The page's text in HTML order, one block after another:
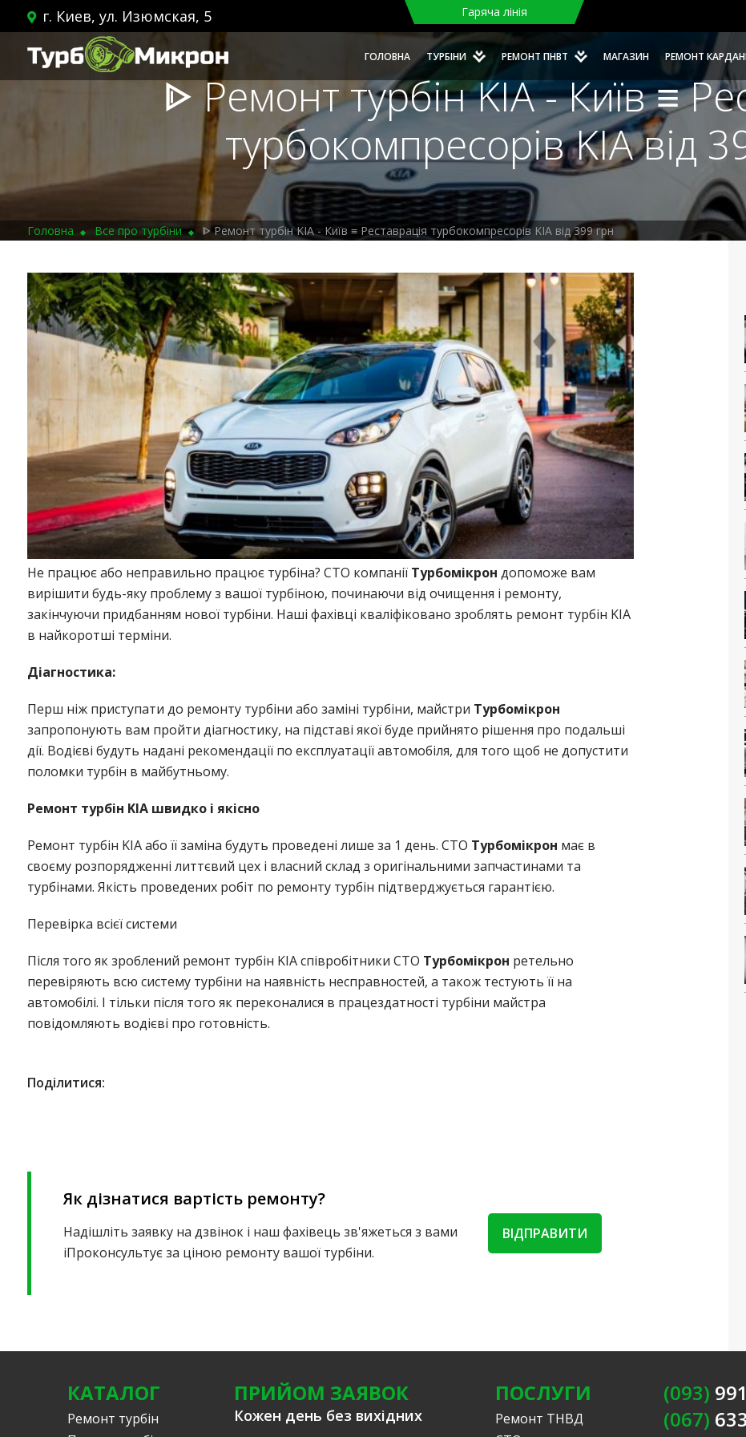
г. Киев, ул. Изюмская, 5 Гаряча лінія
ГОЛОВНА ТУРБІНИ РЕМОНТ ПНВТ МАГАЗИН РЕМОНТ
ᐈ Ремонт турбін KIA - Київ ≡
турбокомпресорів KIA від
Головна Все про турбіни ᐈ Ремонт турбін KIA - Київ ≡ Реставрація турбокомпресорів KIA від 399 грн
Не працює або неправильно працює турбіна? СТО компанії Турбомікрон допоможе вам
вирішити будь-яку проблему з вашої турбіною, починаючи від очищення і ремонту,
закінчуючи придбанням нової турбіни. Наші фахівці кваліфіковано зроблять ремонт турбін KIA
в найкоротші терміни.
Діагностика:
Перш ніж приступати до ремонту турбіни або заміні турбіни, майстри Турбомікрон
запропонують вам пройти діагностику, на підставі якої буде прийнято рішення про подальші
дії. Водієві будуть надані рекомендації по експлуатації автомобіля, для того щоб не допустити
поломки турбін в майбутньому.
Ремонт турбін KIA швидко і якісно
Ремонт турбін KIA або її заміна будуть проведені лише за 1 день. СТО Турбомікрон має в
своєму розпорядженні литтєвий цех і власний склад з оригінальними запчастинами та
турбінами. Якість проведених робіт по ремонту турбін підтверджується гарантією.
Перевірка всієї системи
Після того як зроблений ремонт турбін KIA співробітники СТО Турбомікрон ретельно
перевіряють всю систему турбіни на наявність несправностей, а також тестують її на
автомобілі. І тільки після того як переконалися в працездатності турбіни майстра
повідомляють водієві про готовність.
Поділитися:
Як дізнатися вартість ремонту?
Надішліть заявку на дзвінок і наш фахівець зв'яжеться з вами
іПроконсультує за ціною ремонту вашої турбіни.
ВІДПРАВИТИ
КАТАЛОГ
Ремонт турбін
ПРИЙОМ ЗАЯВОК
Кожен день без вихідних
ПОСЛУГИ
Ремонт ТНВД
(093)
(067)